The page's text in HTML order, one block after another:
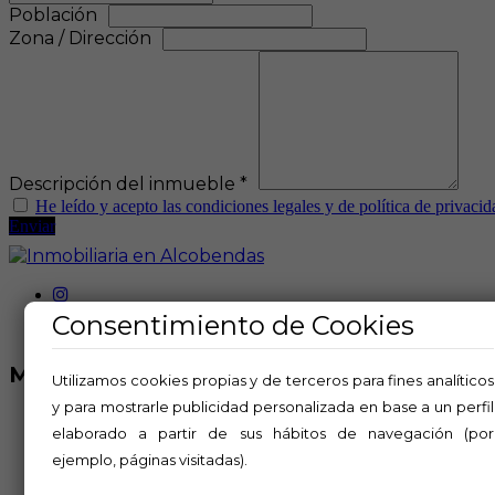
Población
Zona / Dirección
Descripción del inmueble *
He leído y acepto las condiciones legales y de política de
Enviar
MENÚ
Comprar
Alquilar
Vende tu inmueble
Consentimiento de Cookies
Utilizamos cookies propias y de terceros para fines analíticos
y para mostrarle publicidad personalizada en base a un perfil
elaborado a partir de sus hábitos de navegación (por
ejemplo, páginas visitadas).